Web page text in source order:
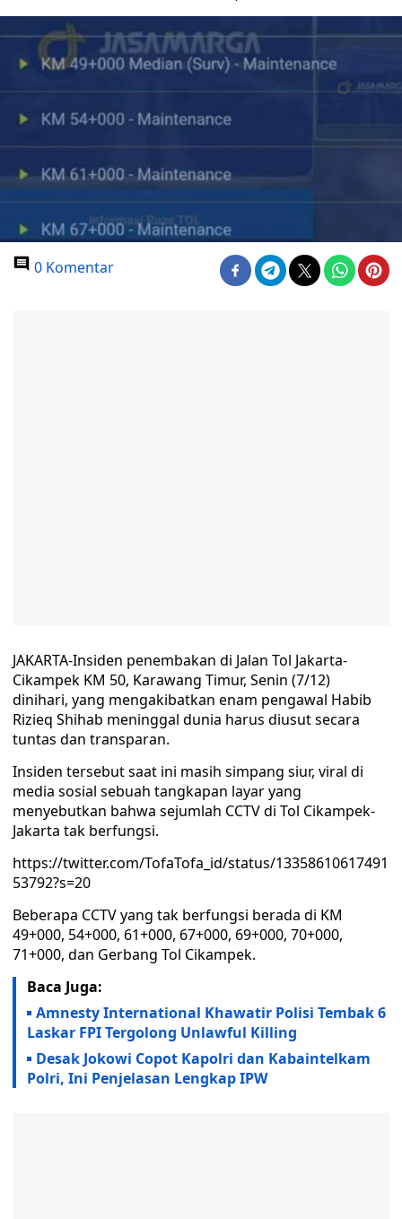
0 Komentar
JAKARTA-Insiden penembakan di Jalan Tol Jakarta-
Cikampek KM 50, Karawang Timur, Senin (7/12)
dinihari, yang mengakibatkan enam pengawal Habib
Rizieq Shihab meninggal dunia harus diusut secara
tuntas dan transparan.
Insiden tersebut saat ini masih simpang siur, viral di
media sosial sebuah tangkapan layar yang
menyebutkan bahwa sejumlah CCTV di Tol Cikampek-
Jakarta tak berfungsi.
https://twitter.com/TofaTofa_id/status/13358610617491
53792?s=20
Beberapa CCTV yang tak berfungsi berada di KM
49+000, 54+000, 61+000, 67+000, 69+000, 70+000,
71+000, dan Gerbang Tol Cikampek.
Baca Juga:
Amnesty International Khawatir Polisi Tembak 6
Laskar FPI Tergolong Unlawful Killing
Desak Jokowi Copot Kapolri dan Kabaintelkam
Polri, Ini Penjelasan Lengkap IPW